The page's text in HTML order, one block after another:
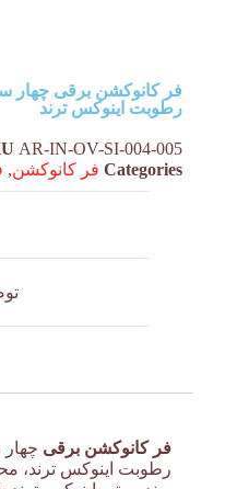
رطوبت اینوکس ترند
AR-IN-OV-SI-004-005
Categories فر کانوکشن,
فر کانوکشن برقی
رطوبت اینوکس ترند،